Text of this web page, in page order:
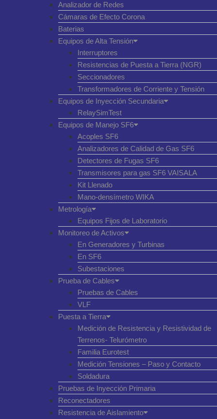
Analizador de Redes
Cámaras de Efecto Corona
Baterias
Equipos de Alta Tensión
Interruptores
Resistencias de Puesta a Tierra (NGR)
Seccionadores
Transformadores de Corriente y Tensión
Equipos de Inyección Secundaria
RelaySimTest
Equipos de Manejo SF6
Acoples SF6
Analizadores de Calidad de Gas SF6
Detectores de Fugas SF6
Transmisores para gas SF6 VAISALA
Kit Llenado
Mano-densímetro WIKA
Metrología
Equipos Fijos de Laboratorio
Monitoreo de Activos
En Generadores y Turbinas
En SF6
Subestaciones
Prueba de Cables
Pruebas de Cables
VLF
Puesta a Tierra
Medición de Resistencia y Resistividad de
Terrenos- Telurómetro
Familia Eurotest
Medición Tensiones – Paso y Contacto
Soldadura
Pruebas de Inyección Primaria
Reconectadores
Resistencia de Aislamiento